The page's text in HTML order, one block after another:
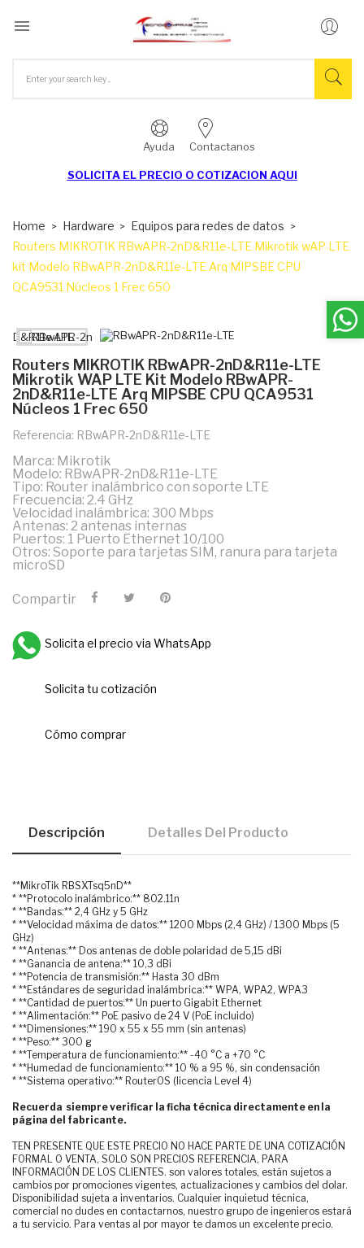

Ayuda Contactanos
SOLICITA EL PRECIO O COTIZACION AQUI
Home Hardware
Equipos para redes de datos
Routers MIKROTIK RBwAPR-2nD&R11e-LTE Mikrotik wAP LTE
kit Modelo RBwAPR-2nD&R11e-LTE Arq MIPSBE CPU
QCA9531 Núcleos 1 Frec 650
Routers MIKROTIK RBwAPR-2nD&R11e-LTE
Mikrotik WAP LTE Kit Modelo RBwAPR-
2nD&R11e-LTE Arq MIPSBE CPU QCA9531
Núcleos 1 Frec 650
Referencia: RBwAPR-2nD&R11e-LTE
Marca: Mikrotik
Modelo: RBwAPR-2nD&R11e-LTE
Tipo: Router inalámbrico con soporte LTE
Frecuencia: 2.4 GHz
Velocidad inalámbrica: 300 Mbps
Antenas: 2 antenas internas
Puertos: 1 Puerto Ethernet 10/100
Otros: Soporte para tarjetas SIM, ranura para tarjeta
microSD
Compartir
Solicita el precio via WhatsApp
Solicita tu cotización
Cómo comprar
Descripción Detalles Del Producto
**MikroTik RBSXTsq5nD**
* **Protocolo inalámbrico:** 802.11n
* **Bandas:** 2,4 GHz y 5 GHz
* **Velocidad máxima de datos:** 1200 Mbps (2,4 GHz) / 1300 Mbps (5
GHz)
* **Antenas:** Dos antenas de doble polaridad de 5,15 dBi
* **Ganancia de antena:** 10,3 dBi
* **Potencia de transmisión:** Hasta 30 dBm
* **Estándares de seguridad inalámbrica:** WPA, WPA2, WPA3
* **Cantidad de puertos:** Un puerto Gigabit Ethernet
* **Alimentación:** PoE pasivo de 24 V (PoE incluido)
* **Dimensiones:** 190 x 55 x 55 mm (sin antenas)
* **Peso:** 300 g
* **Temperatura de funcionamiento:** -40 °C a +70 °C
* **Humedad de funcionamiento:** 10 % a 95 %, sin condensación
* **Sistema operativo:** RouterOS (licencia Level 4)
Recuerda siempre verificar la ficha técnica directamente en la
página del fabricante.
TEN PRESENTE QUE ESTE PRECIO NO HACE PARTE DE UNA COTIZACIÓN
FORMAL O VENTA, SOLO SON PRECIOS REFERENCIA, PARA
INFORMACIÓN DE LOS CLIENTES. son valores totales, están sujetos a
cambios por promociones vigentes, actualizaciones y cambios del dolar.
Disponibilidad sujeta a inventarios. Cualquier inquietud técnica,
comercial no dudes en contactarnos, nuestro grupo de ingenieros estará
a tu servicio. Para ventas al por mayor te damos un excelente precio.